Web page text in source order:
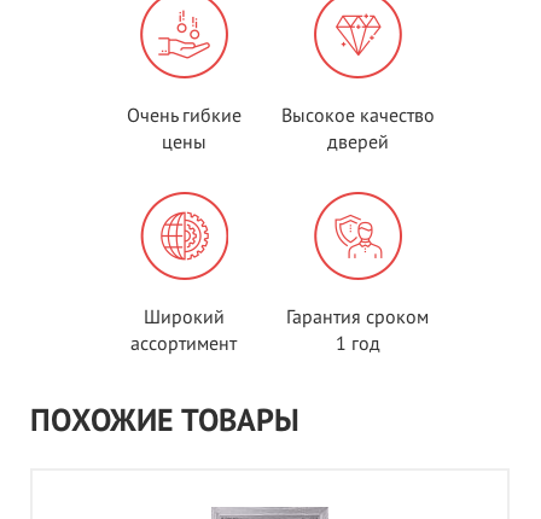
Очень гибкие
цены
Высокое качество
дверей
Широкий
ассортимент
Гарантия сроком
1 год
ПОХОЖИЕ ТОВАРЫ